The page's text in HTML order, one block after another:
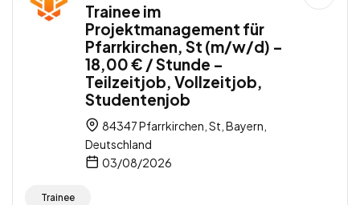
Trainee im
Projektmanagement für
Pfarrkirchen, St (m/w/d) –
18,00 € / Stunde –
Teilzeitjob, Vollzeitjob,
Studentenjob
84347 Pfarrkirchen, St, Bayern,
Deutschland
03/08/2026
Trainee